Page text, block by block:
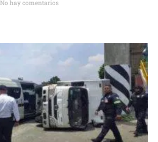
No hay comentarios